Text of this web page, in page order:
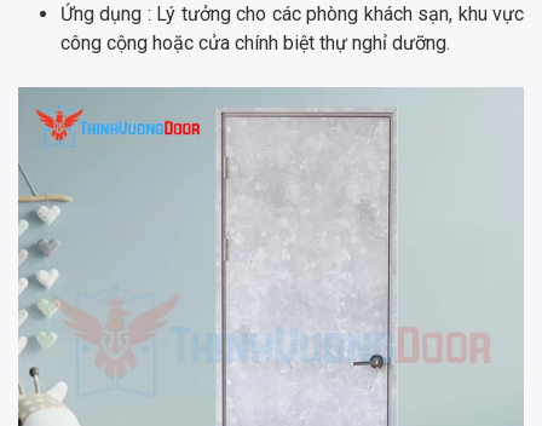
Ứng dụng : Lý tưởng cho các phòng khách sạn, khu vực
công cộng hoặc cửa chính biệt thự nghỉ dưỡng.